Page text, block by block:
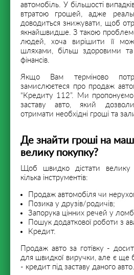
автомобіль. У більшості
втратою грошей, адже
доводиться знижувати, щоб
якнайшвидше. З такою
людей, хоча вирішити її
шляхами, більш здоровими
фінансів.
Якщо Вам терміново
замислюєтеся про продаж
“Кредиту 112”. Ми пропонуємо
заставу авто, який
отримати необхідні гроші та
Де знайти гроші на
велику покупку?
Щоб швидко дістати
кілька інструментів:
Продаж автомобіля чи
Позика у друзів/родичів;
Запорука цінних речей у
Пошук додаткової роботи з
Кредит.
Продаж авто за готівку -
для швидкої виручки, але є ще
- кредит під заставу даного авто.